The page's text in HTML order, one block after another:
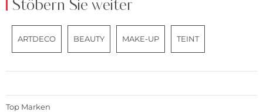
Stöbern Sie weiter
ARTDECO BEAUTY MAKE-UP TEINT
Top Marken